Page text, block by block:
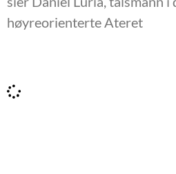
høyreorienterte Ateret